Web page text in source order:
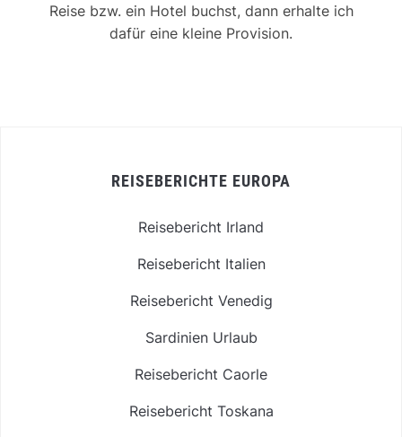
Reise bzw. ein Hotel buchst, dann erhalte ich
dafür eine kleine Provision.
REISEBERICHTE EUROPA
Reisebericht Irland
Reisebericht Italien
Reisebericht Venedig
Sardinien Urlaub
Reisebericht Caorle
Reisebericht Toskana